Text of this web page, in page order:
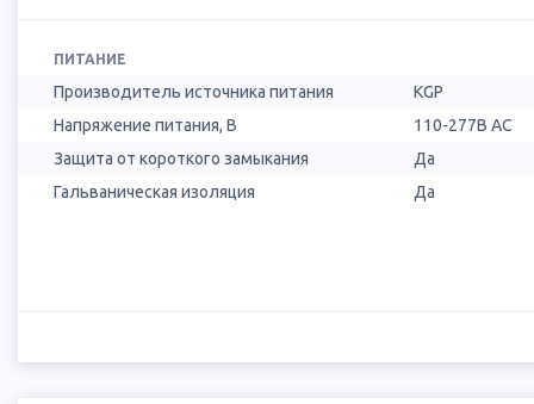
ПИТАНИЕ
Производитель источника питания
KGP
Напряжение питания, В
110-277В AC
Защита от короткого замыкания
Да
Гальваническая изоляция
Да